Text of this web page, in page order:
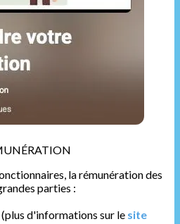
la rémunération des
parties :
d'informations sur le site